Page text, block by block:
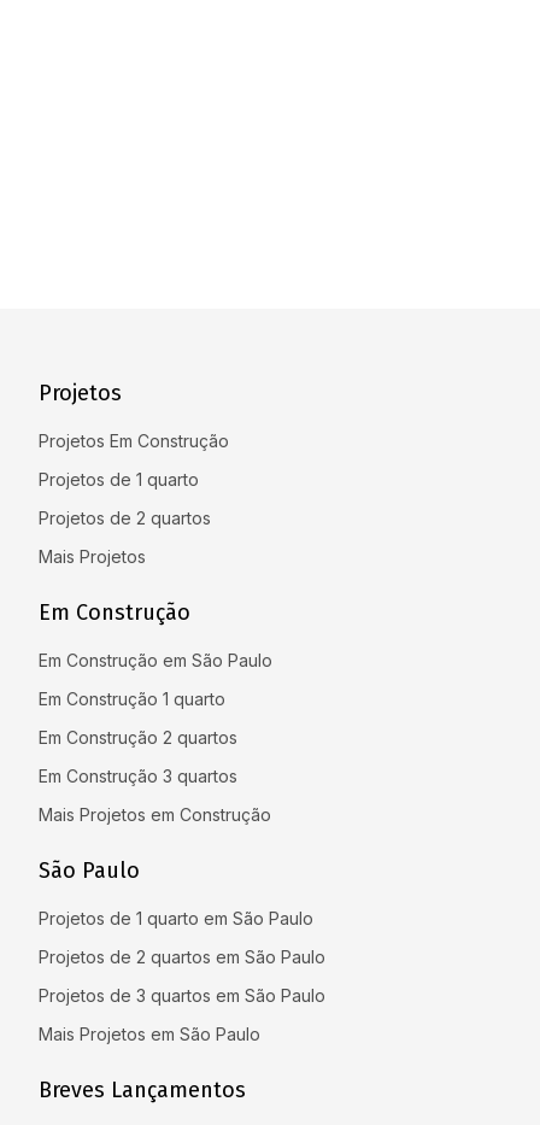
Projetos
Projetos Em Construção
Projetos de 1 quarto
Projetos de 2 quartos
Mais Projetos
Em Construção
Em Construção em São Paulo
Em Construção 1 quarto
Em Construção 2 quartos
Em Construção 3 quartos
Mais Projetos em Construção
São Paulo
Projetos de 1 quarto em São Paulo
Projetos de 2 quartos em São Paulo
Projetos de 3 quartos em São Paulo
Mais Projetos em São Paulo
Breves Lançamentos